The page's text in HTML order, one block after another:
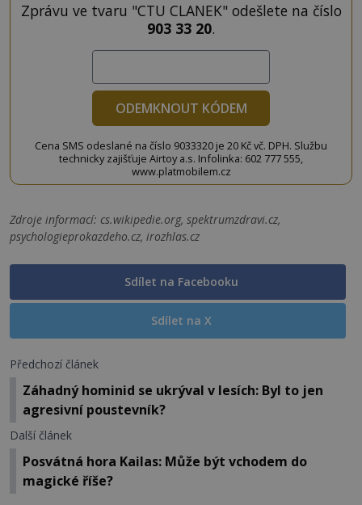
Zprávu ve tvaru "CTU CLANEK" odešlete na číslo
903 33 20.
ODEMKNOUT KÓDEM
Cena SMS odeslané na číslo 9033320 je 20 Kč vč. DPH. Službu
technicky zajišťuje Airtoy a.s. Infolinka: 602 777 555,
www.platmobilem.cz
Zdroje informací: cs.wikipedie.org, spektrumzdravi.cz,
psychologieprokazdeho.cz, irozhlas.cz
Sdílet na Facebooku
Sdílet na X
Předchozí článek
Záhadný hominid se ukrýval v lesích: Byl to jen
agresivní poustevník?
Další článek
Posvátná hora Kailas: Může být vchodem do
magické říše?